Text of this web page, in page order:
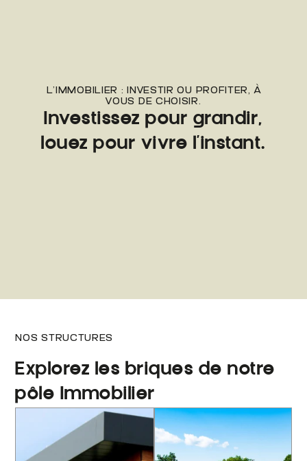
L’IMMOBILIER : INVESTIR OU PROFITER, À
VOUS DE CHOISIR.
Investissez pour grandir,
louez pour vivre l’instant.
NOS STRUCTURES
Explorez les briques de notre
pôle Immobilier